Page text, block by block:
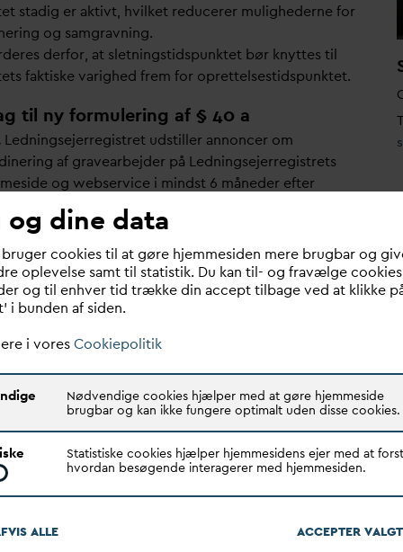
stadig er aktivt, hvilket reducerer mulighederne for
og samgravning.
derfor, at sletningstidspunktet bør knyttes til
faktiske varighed frem for oprettelsestidspunktet.
til ny formulering af § 40 a
Ledningsejerregistret udstiller annoncer om
af gravearbejder på Ledningsejerregistrets
og webservice i mindst 6 måneder efter
udløbs
bemærkninger
datoen angiver, hvornår projektet senest skal være
jf. definitionen i samgravningsmodulet.
stammer fra GIA artikel 6, stk. 1, hvor fokus er
arslingsperioden (hvor tidligt en annonce skal
sammenligneligt med § 40 a, som omhandler
af offentliggørelsen efter oprettelse.
i denne sammenhæng.
periode – eksempelvis 2 måneder efter projektets
og dine data
bruger cookies til at gøre hjemmesiden mere brugbar og
oplevelse samt til statistik. Du kan til- og fravælge cookies
og til enhver tid trække din accept tilbage ved at klikke
i bunden af siden.
i voresCookiepolitik
Nødvendige cookies hjælper med at gøre hjemmeside
brugbar og kan ikke fungere optimalt uden disse cookies.
Statistiske cookies hjælper hjemmesidens ejer med at
hvordan besøgende interagerer med hjemmesiden.
ALLE ACCEPTERV